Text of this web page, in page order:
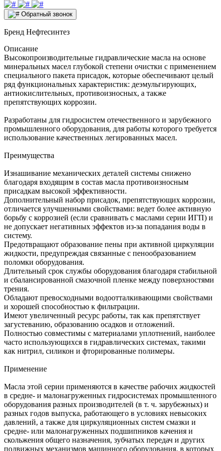
Обратный звонок
Бренд Нефтесинтез
Описание
Высокопроизводительные гидравлические масла на основе
минеральных масел глубокой степени очистки с применением
специального пакета присадок, которые обеспечивают целый
ряд функциональных характеристик: деэмульгирующих,
антиокислительных, противоизносных, а также
препятствующих коррозии.
Разработаны для гидросистем отечественного и зарубежного
промышленного оборудования, для работы которого требуется
использование качественных легированных масел.
Преимущества
Изнашивание механических деталей системы снижено
благодаря входящим в состав масла противоизносным
присадкам высокой эффективности.
Дополнительный набор присадок, препятствующих коррозии,
отличается улучшенными свойствами: ведет более активную
борьбу с коррозией (если сравнивать с маслами серии ИГП) и
не допускает негативных эффектов из-за попадания воды в
систему.
Предотвращают образование пены при активной циркуляции
жидкости, предупреждая связанные с пенообразованием
поломки оборудования.
Длительный срок службы оборудования благодаря стабильной
и сбалансированной смазочной пленке между поверхностями
трения.
Обладают превосходными водоотталкивающими свойствами
и хорошей способностью к фильтрации.
Имеют увеличенный ресурс работы, так как препятствует
загустеванию, образованию осадков и отложений.
Полностью совместимы с материалами уплотнений, наиболее
часто использующихся в гидравлических системах, такими
как нитрил, силикон и фторированные полимеры.
Применение
Масла этой серии применяются в качестве рабочих жидкостей
в средне- и малонагруженных гидросистемах промышленного
оборудования разных производителей (в т. ч. зарубежных) и
разных годов выпуска, работающего в условиях невысоких
давлений, а также для циркуляционных систем смазки и
средне- или малонагруженных подшипников качения и
скольжения общего назначения, зубчатых передач и других
подвижных механизмов машинного оборудования, в которых